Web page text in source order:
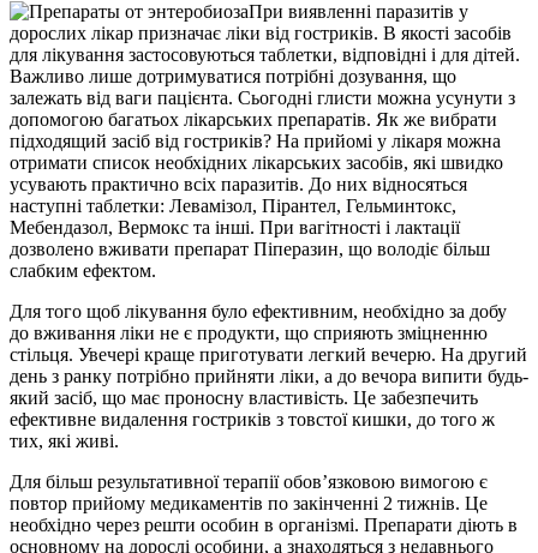
При виявленні паразитів у
дорослих лікар призначає ліки від гостриків. В якості засобів
для лікування застосовуються таблетки, відповідні і для дітей.
Важливо лише дотримуватися потрібні дозування, що
залежать від ваги пацієнта. Сьогодні глисти можна усунути з
допомогою багатьох лікарських препаратів. Як же вибрати
підходящий засіб від гостриків? На прийомі у лікаря можна
отримати список необхідних лікарських засобів, які швидко
усувають практично всіх паразитів. До них відносяться
наступні таблетки: Левамізол, Пірантел, Гельминтокс,
Мебендазол, Вермокс та інші. При вагітності і лактації
дозволено вживати препарат Піперазин, що володіє більш
слабким ефектом.
Для того щоб лікування було ефективним, необхідно за добу
до вживання ліки не є продукти, що сприяють зміцненню
стільця. Увечері краще приготувати легкий вечерю. На другий
день з ранку потрібно прийняти ліки, а до вечора випити будь-
який засіб, що має проносну властивість. Це забезпечить
ефективне видалення гостриків з товстої кишки, до того ж
тих, які живі.
Для більш результативної терапії обов’язковою вимогою є
повтор прийому медикаментів по закінченні 2 тижнів. Це
необхідно через решти особин в організмі. Препарати діють в
основному на дорослі особини, а знаходяться з недавнього